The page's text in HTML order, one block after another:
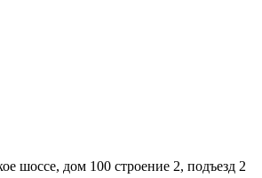
шоссе, дом 100 строение 2, подъезд 2